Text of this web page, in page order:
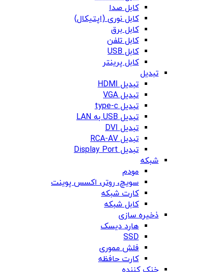
کابل صدا
کابل نوری (اپتیکال)
کابل برق
کابل تلفن
کابل USB
کابل پرینتر
تبدیل
تبدیل HDMI
تبدیل VGA
تبدیل type-c
تبدیل USB به LAN
تبدیل DVI
تبدیل RCA-AV
تبدیل Display Port
شبکه
مودم
سویچ، روتر، اکسس پوینت
کارت شبکه
کابل شبکه
ذخیره سازی
هارد دیسک
SSD
فلش مموری
کارت حافظه